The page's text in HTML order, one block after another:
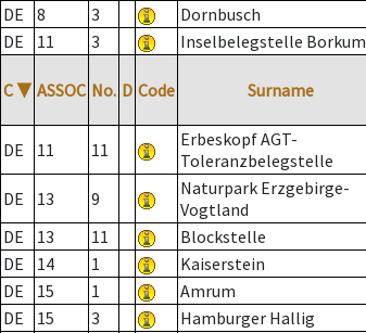
DE
8 3 Dornbusch
DE
11 3 Inselbelegstelle Borkum
C ▼ ASSOC No. D Code Surname
DE 11 11
Erbeskopf AGT-
Toleranzbelegstelle
DE 13 9
Naturpark Erzgebirge-
Vogtland
DE
13 11 Blockstelle
DE
14 1 Kaiserstein
DE
15 1 Amrum
DE
15 3 Hamburger Hallig